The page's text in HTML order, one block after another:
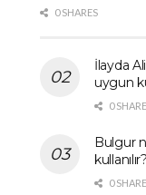
0 SHARES
İlayda
uygun
0
Bulgur
kullanılır?
0